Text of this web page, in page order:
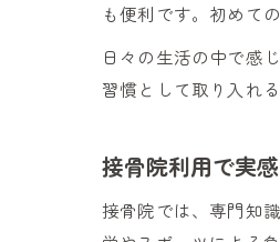
も便利です。初めて
日々の生活の中で感
習慣として取り入れ
接骨院利用で実
接骨院では、専門知